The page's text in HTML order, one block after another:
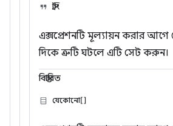
স্ট্রিং
এক্সপ্রেশনটি মূল্যায়ন করার
দিকে ত্রুটি ঘটলে এটি সেট করুন।
বিস্তারিত
যেকোনো[]